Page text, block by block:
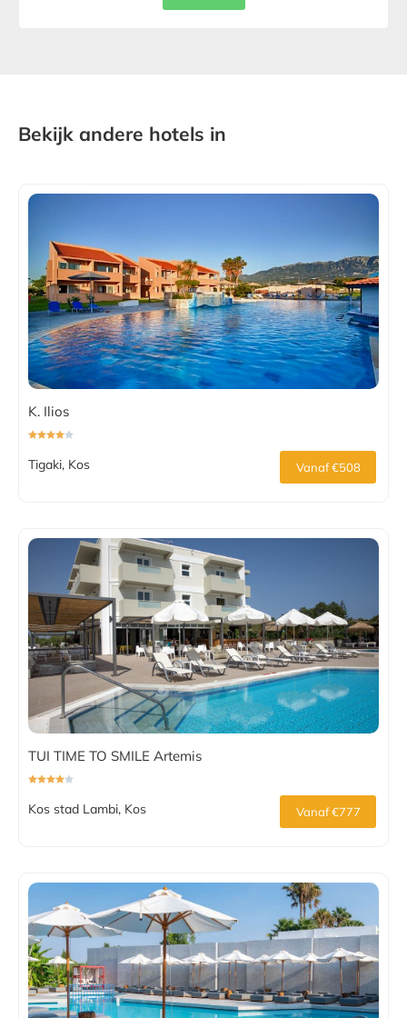
Bekijk andere hotels in
K. Ilios
Tigaki, Kos Vanaf €508
TUI TIME TO SMILE Artemis
Kos stad Lambi, Kos Vanaf €777